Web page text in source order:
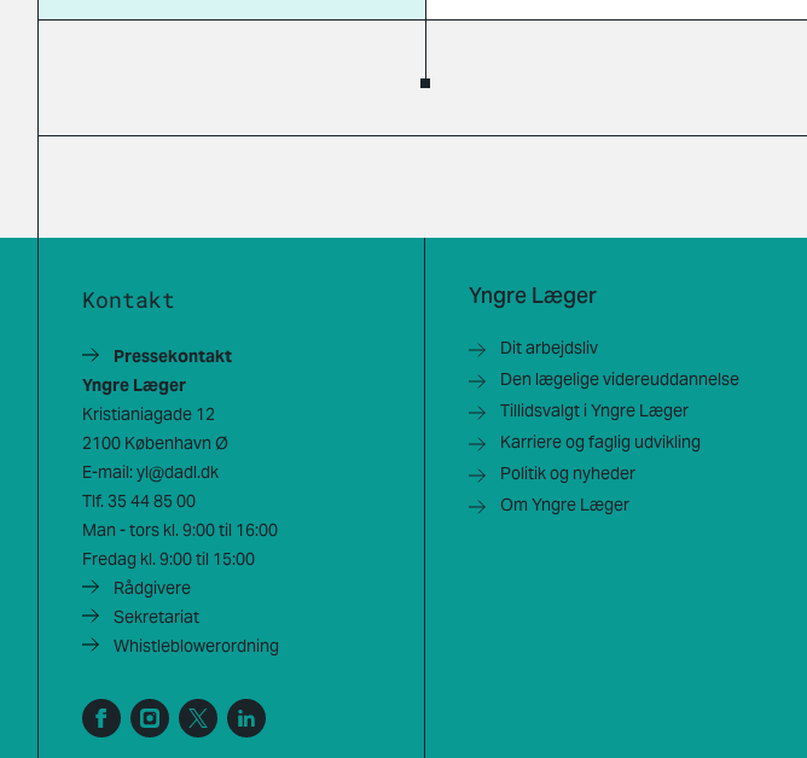
Kontakt
Pressekontakt
Yngre Læger
Kristianiagade 12
2100 København Ø
E-mail: yl@dadl.dk
Tlf. 35 44 85 00
Man - tors kl. 9:00 til 16:00
Fredag kl. 9:00 til 15:00
Rådgivere
Sekretariat
Whistleblowerordning
Yngre Læger
Dit arbejdsliv
Den lægelige videreuddannelse
Tillidsvalgt i Yngre Læger
Karriere og faglig udvikling
Politik og nyheder
Om Yngre Læger